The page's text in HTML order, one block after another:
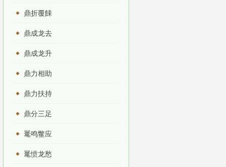
鼎折覆餗
鼎成龙去
鼎成龙升
鼎力相助
鼎力扶持
鼎分三足
鼍鸣鳖应
鼍愤龙愁